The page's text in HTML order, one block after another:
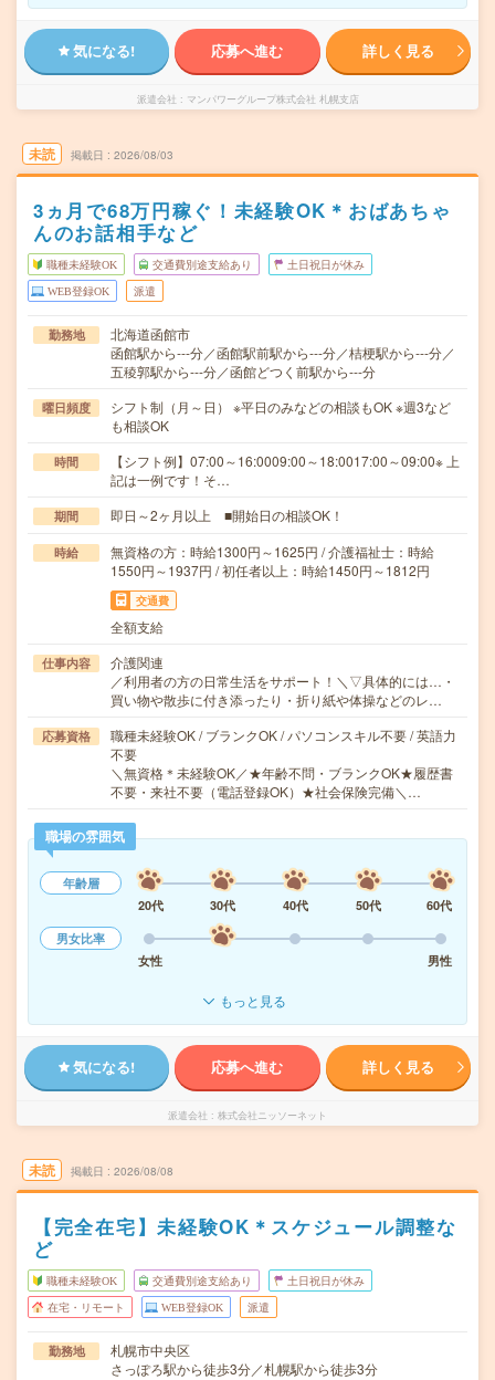
気になる! 応募へ進む 詳しく見る
派遣会社 マンパワーグループ株式会社 札幌支店
未読 掲載日 2026/08/03
3ヵ月で68万円稼ぐ！未経験OK＊おばあちゃ
んのお話相手など
職種未経験OK 交通費別途支給あり 土日祝日が休み
WEB登録OK 派遣
勤務地
北海道函館市
函館駅から---分／函館駅前駅から---分／桔梗駅から---分／
五稜郭駅から---分／函館どつく前駅から---分
曜日頻度
シフト制（月～日） ※平日のみなどの相談もOK ※週3など
も相談OK
時間
【シフト例】07:00～16:0009:00～18:0017:00～09:00※ 上
記は一例です！そ…
期間 即日～2ヶ月以上 ■開始日の相談OK！
時給
無資格の方：時給1300円～1625円 / 介護福祉士：時給
1550円～1937円 / 初任者以上：時給1450円～1812円
交通費
全額支給
仕事内容
介護関連
／利用者の方の日常生活をサポート！＼▽具体的には…・
買い物や散歩に付き添ったり・折り紙や体操などのレ…
応募資格
職種未経験OK / ブランクOK / パソコンスキル不要 / 英語力
不要
＼無資格＊未経験OK／★年齢不問・ブランクOK★履歴書
不要・来社不要（電話登録OK）★社会保険完備＼…
職場の雰囲気
年齢層
20代
30代 40代 50代
60代
男女比率
女性
男性
もっと見る
気になる! 応募へ進む 詳しく見る
派遣会社 株式会社ニッソーネット
未読 掲載日 2026/08/08
【完全在宅】未経験OK＊スケジュール調整な
ど
職種未経験OK 交通費別途支給あり 土日祝日が休み
在宅・リモート WEB登録OK 派遣
勤務地
札幌市中央区
さっぽろ駅から徒歩3分／札幌駅から徒歩3分